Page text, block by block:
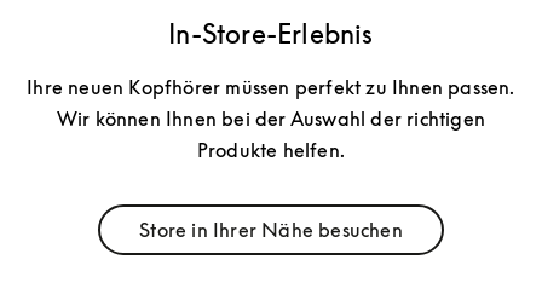
In-Store-Erlebnis
Ihre neuen Kopfhörer müssen perfekt zu Ihnen passen.
Wir können Ihnen bei der Auswahl der richtigen
Produkte helfen.
Store in Ihrer Nähe besuchen
Link Opens in New Tab